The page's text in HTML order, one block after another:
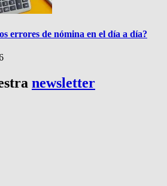
errores de nómina en el día a día?
newsletter